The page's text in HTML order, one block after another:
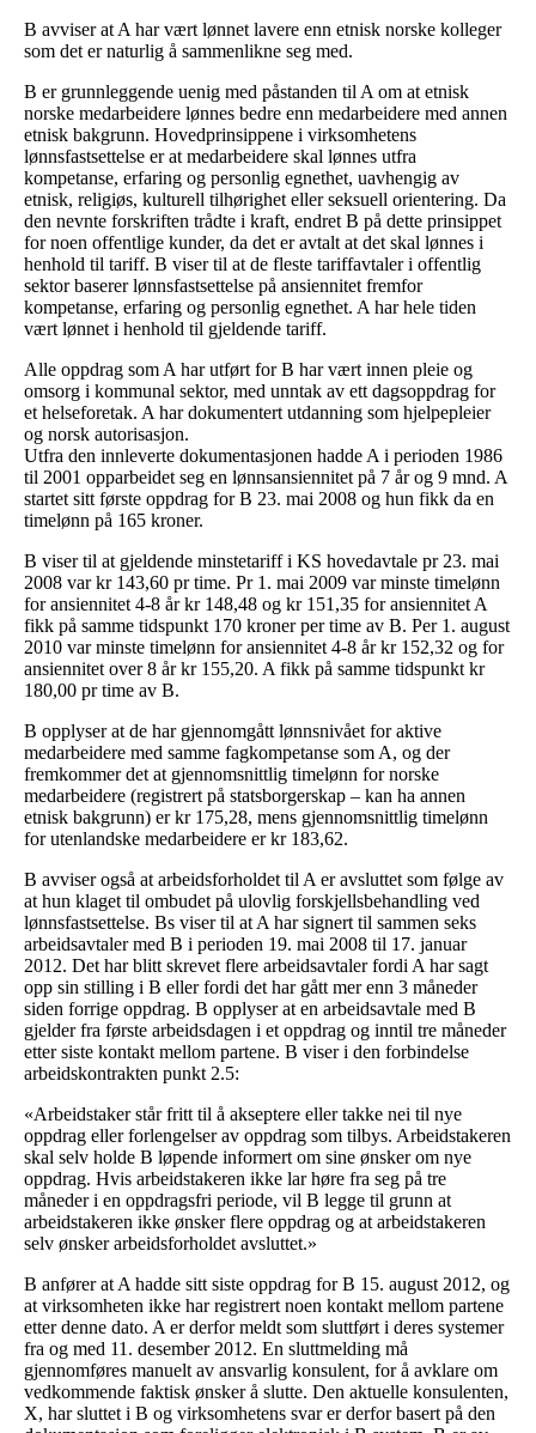
B avviser at A har vært lønnet lavere enn etnisk norske kolleger
som det er naturlig å sammenlikne seg med.
B er grunnleggende uenig med påstanden til A om at etnisk
norske medarbeidere lønnes bedre enn medarbeidere med annen
etnisk bakgrunn. Hovedprinsippene i virksomhetens
lønnsfastsettelse er at medarbeidere skal lønnes utfra
kompetanse, erfaring og personlig egnethet, uavhengig av
etnisk, religiøs, kulturell tilhørighet eller seksuell orientering. Da
den nevnte forskriften trådte i kraft, endret B på dette prinsippet
for noen offentlige kunder, da det er avtalt at det skal lønnes i
henhold til tariff. B viser til at de fleste tariffavtaler i offentlig
sektor baserer lønnsfastsettelse på ansiennitet fremfor
kompetanse, erfaring og personlig egnethet. A har hele tiden
vært lønnet i henhold til gjeldende tariff.
Alle oppdrag som A har utført for B har vært innen pleie og
omsorg i kommunal sektor, med unntak av ett dagsoppdrag for
et helseforetak. A har dokumentert utdanning som hjelpepleier
og norsk autorisasjon.
Utfra den innleverte dokumentasjonen hadde A i perioden 1986
til 2001 opparbeidet seg en lønnsansiennitet på 7 år og 9 mnd. A
startet sitt første oppdrag for B 23. mai 2008 og hun fikk da en
timelønn på 165 kroner.
B viser til at gjeldende minstetariff i KS hovedavtale pr 23. mai
2008 var kr 143,60 pr time. Pr 1. mai 2009 var minste timelønn
for ansiennitet 4-8 år kr 148,48 og kr 151,35 for ansiennitet A
fikk på samme tidspunkt 170 kroner per time av B. Per 1. august
2010 var minste timelønn for ansiennitet 4-8 år kr 152,32 og for
ansiennitet over 8 år kr 155,20. A fikk på samme tidspunkt kr
180,00 pr time av B.
B opplyser at de har gjennomgått lønnsnivået for aktive
medarbeidere med samme fagkompetanse som A, og der
fremkommer det at gjennomsnittlig timelønn for norske
medarbeidere (registrert på statsborgerskap – kan ha annen
etnisk bakgrunn) er kr 175,28, mens gjennomsnittlig timelønn
for utenlandske medarbeidere er kr 183,62.
B avviser også at arbeidsforholdet til A er avsluttet som følge av
at hun klaget til ombudet på ulovlig forskjellsbehandling ved
lønnsfastsettelse. Bs viser til at A har signert til sammen seks
arbeidsavtaler med B i perioden 19. mai 2008 til 17. januar
2012. Det har blitt skrevet flere arbeidsavtaler fordi A har sagt
opp sin stilling i B eller fordi det har gått mer enn 3 måneder
siden forrige oppdrag. B opplyser at en arbeidsavtale med B
gjelder fra første arbeidsdagen i et oppdrag og inntil tre måneder
etter siste kontakt mellom partene. B viser i den forbindelse
arbeidskontrakten punkt 2.5:
«Arbeidstaker står fritt til å akseptere eller takke nei til nye
oppdrag eller forlengelser av oppdrag som tilbys. Arbeidstakeren
skal selv holde B løpende informert om sine ønsker om nye
oppdrag. Hvis arbeidstakeren ikke lar høre fra seg på tre
måneder i en oppdragsfri periode, vil B legge til grunn at
arbeidstakeren ikke ønsker flere oppdrag og at arbeidstakeren
selv ønsker arbeidsforholdet avsluttet.»
B anfører at A hadde sitt siste oppdrag for B 15. august 2012, og
at virksomheten ikke har registrert noen kontakt mellom partene
etter denne dato. A er derfor meldt som sluttført i deres systemer
fra og med 11. desember 2012. En sluttmelding må
gjennomføres manuelt av ansvarlig konsulent, for å avklare om
vedkommende faktisk ønsker å slutte. Den aktuelle konsulenten,
X, har sluttet i B og virksomhetens svar er derfor basert på den